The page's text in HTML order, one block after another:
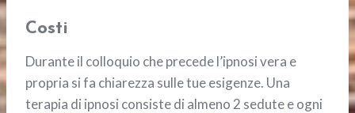
Costi
Durante il colloquio che precede l’ipnosi vera e
propria si fa chiarezza sulle tue esigenze. Una
terapia di ipnosi consiste di almeno 2 sedute e ogni